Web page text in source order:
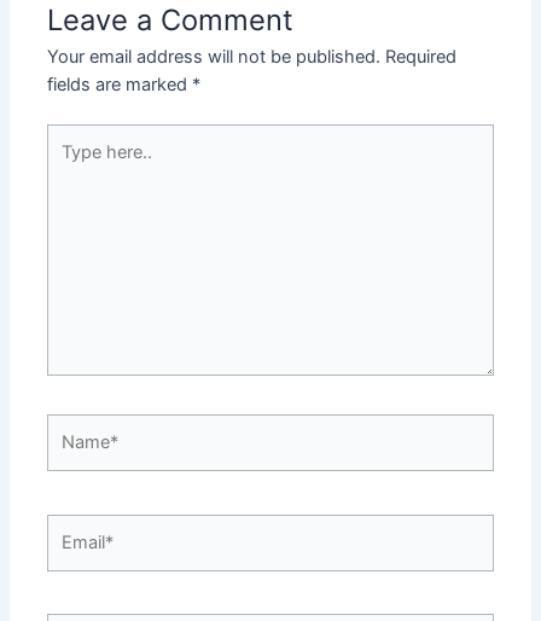
Leave a Comment
Your email address will not be published. Required
fields are marked *
here..